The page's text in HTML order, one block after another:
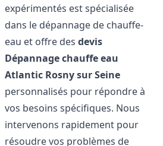
expérimentés est spécialisée
dans le dépannage de chauffe-
eau et offre desdevis
Dépannage chauffe eau
Atlantic Rosny sur Seine
personnalisés pour répondre à
vos besoins spécifiques. Nous
intervenons rapidement pour
résoudre vos problèmes de